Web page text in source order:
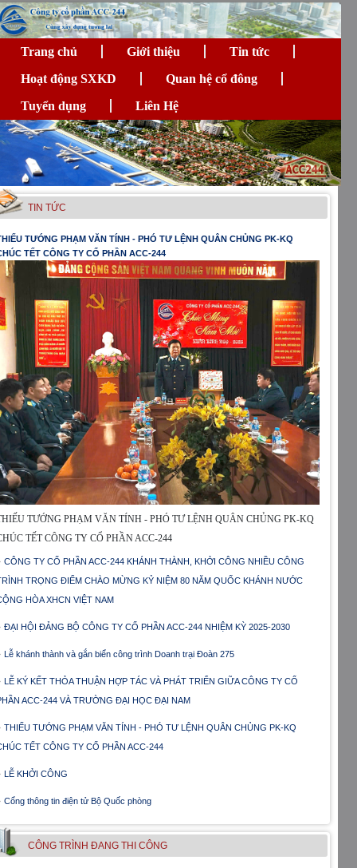
Trang chủ Giới thiệu
Tin tức
Hoạt động SXKD
Quan hệ cổ đông
Tuyển dụng
Liên Hệ
TIN TỨC
TƯỚNG PHẠM VĂN TÍNH - PHÓ TƯ LỆNH QUÂN CHỦNG PK-KQ
TẾT CÔNG TY CỔ PHẦN ACC-244
TƯỚNG PHẠM VĂN TÍNH - PHÓ TƯ LỆNH QUÂN CHỦNG PK-KQ
TẾT CÔNG TY CỔ PHẦN ACC-244
CÔNG TY CỔ PHẦN ACC-244 KHÁNH THÀNH, KHỞI CÔNG NHIỀU CÔNG
TRỌNG ĐIỂM CHÀO MỪNG KỶ NIỆM 80 NĂM QUỐC KHÁNH NƯỚC
HÒA XHCN VIỆT NAM
ĐẠI HỘI ĐẢNG BỘ CÔNG TY CỔ PHẦN ACC-244 NHIỆM KỲ 2025-2030
Lễ khánh thành và gắn biển công trình Doanh trại Đoàn 275
LỄ KÝ KẾT THỎA THUẬN HỢP TÁC VÀ PHÁT TRIỂN GIỮA CÔNG TY CỔ
ACC-244 VÀ TRƯỜNG ĐẠI HỌC ĐẠI NAM
THIẾU TƯỚNG PHẠM VĂN TÍNH - PHÓ TƯ LỆNH QUÂN CHỦNG PK-KQ
TẾT CÔNG TY CỔ PHẦN ACC-244
LỄ KHỞI CÔNG
Cổng thông tin điện tử Bộ Quốc phòng
CÔNG TRÌNH ÐANG THI CÔNG